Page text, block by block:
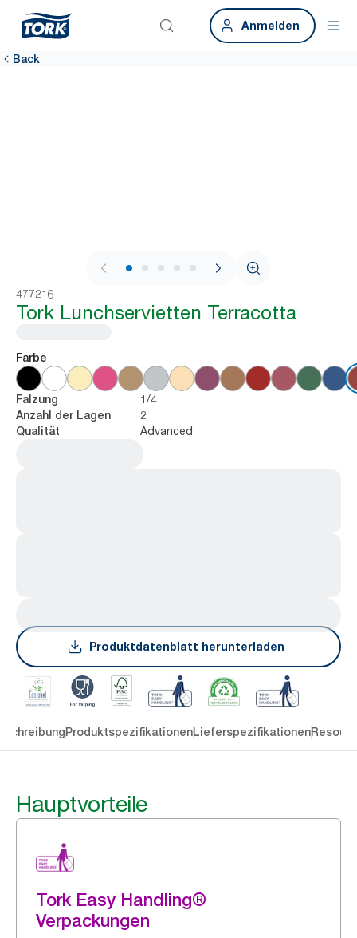
Anmelden
Back
1 / 7
477216
Tork Lunchservietten Terracotta
Farbe
Falzung 1/4
Anzahl der Lagen 2
Qualität Advanced
Produktdatenblatt herunterladen
ProduktspezifikationenLieferspezifikationen
Hauptvorteile
Tork Easy Handling®
Verpackungen